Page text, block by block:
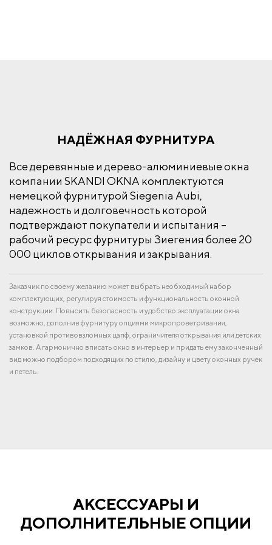
НАДЁЖНАЯ ФУРНИТУРА
Все деревянные и дерево-алюминиевые окна
компании SKANDI OKNA комплектуются
немецкой фурнитурой Siegenia Aubi,
надежность и долговечность которой
подтверждают покупатели и испытания –
рабочий ресурс фурнитуры Зиегения более 20
000 циклов открывания и закрывания.
Заказчик по своему желанию может выбрать необходимый набор
комплектующих, регулируя стоимость и функциональность оконной
конструкции. Повысить безопасность и удобство эксплуатации окна
возможно, дополнив фурнитуру опциями микропроветривания,
установкой противовзломных цапф, ограничителя открывания или детских
замков. А гармонично вписать окно в интерьер и придать ему законченный
вид можно подбором подходящих по стилю, дизайну и цвету оконных ручек
и петель.
АКСЕССУАРЫ И
ДОПОЛНИТЕЛЬНЫЕ ОПЦИИ